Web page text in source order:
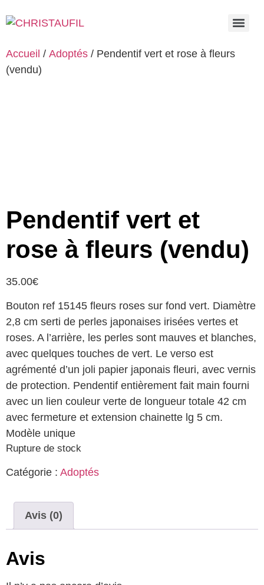
Accueil / Adoptés / Pendentif vert et rose à fleurs
(vendu)
Pendentif vert et
rose à fleurs (vendu)
35.00€
Bouton ref 15145 fleurs roses sur fond vert. Diamètre
2,8 cm serti de perles japonaises irisées vertes et
roses. A l’arrière, les perles sont mauves et blanches,
avec quelques touches de vert. Le verso est
agrémenté d’un joli papier japonais fleuri, avec vernis
de protection. Pendentif entièrement fait main fourni
avec un lien couleur verte de longueur totale 42 cm
avec fermeture et extension chainette lg 5 cm.
Modèle unique
Rupture de stock
Catégorie : Adoptés
Avis (0)
Avis